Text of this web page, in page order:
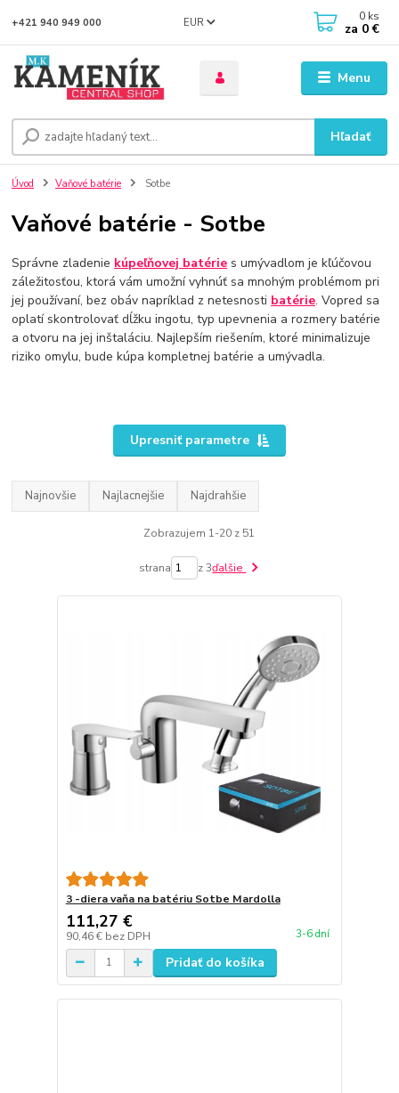
Menu
EUR
Hľadať
+421 940 949 000 0 ks
za 0 €
Úvod Vaňové batérie Sotbe
Vaňové batérie - Sotbe
Správne zladenie kúpeľňovej batérie s umývadlom je kľúčovou
záležitosťou, ktorá vám umožní vyhnúť sa mnohým problémom pri
jej používaní, bez obáv napríklad z netesnosti batérie. Vopred sa
oplatí skontrolovať dĺžku ingotu, typ upevnenia a rozmery batérie
a otvoru na jej inštaláciu. Najlepším riešením, ktoré minimalizuje
riziko omylu, bude kúpa kompletnej batérie a umývadla.
Upresniť parametre
Najnovšie Najlacnejšie Najdrahšie
Zobrazujem 1-20 z 51
strana z 3ďalšie
3 -diera vaňa na batériu Sotbe Mardolla
111,27 €
90,46 € bez DPH 3-6 dní
Pridať do košíka